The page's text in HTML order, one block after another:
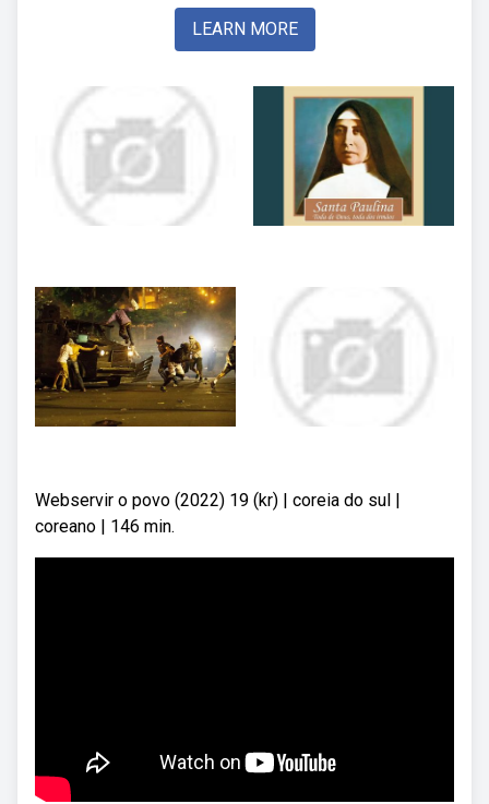
LEARN MORE
Webservir o povo (2022) 19 (kr) | coreia do sul |
coreano | 146 min.